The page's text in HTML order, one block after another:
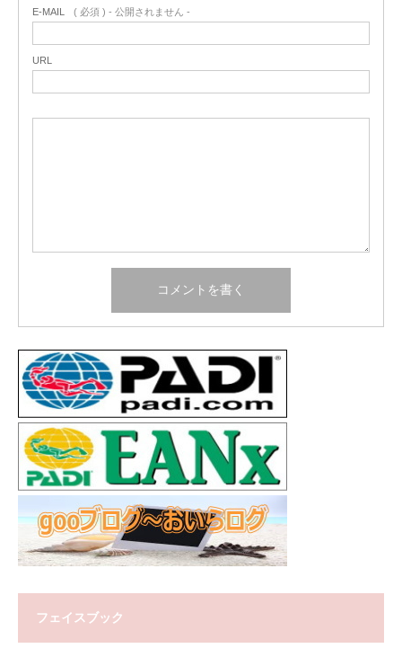
E-MAIL ( 必須 ) - 公開されません -
URL
フェイスブック